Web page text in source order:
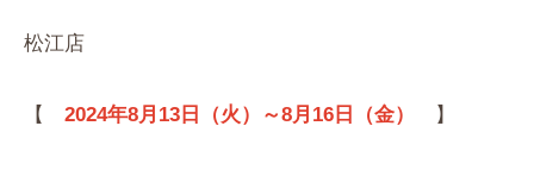
松江店
【 2024年8月13日（火）～8月16日（金） 】